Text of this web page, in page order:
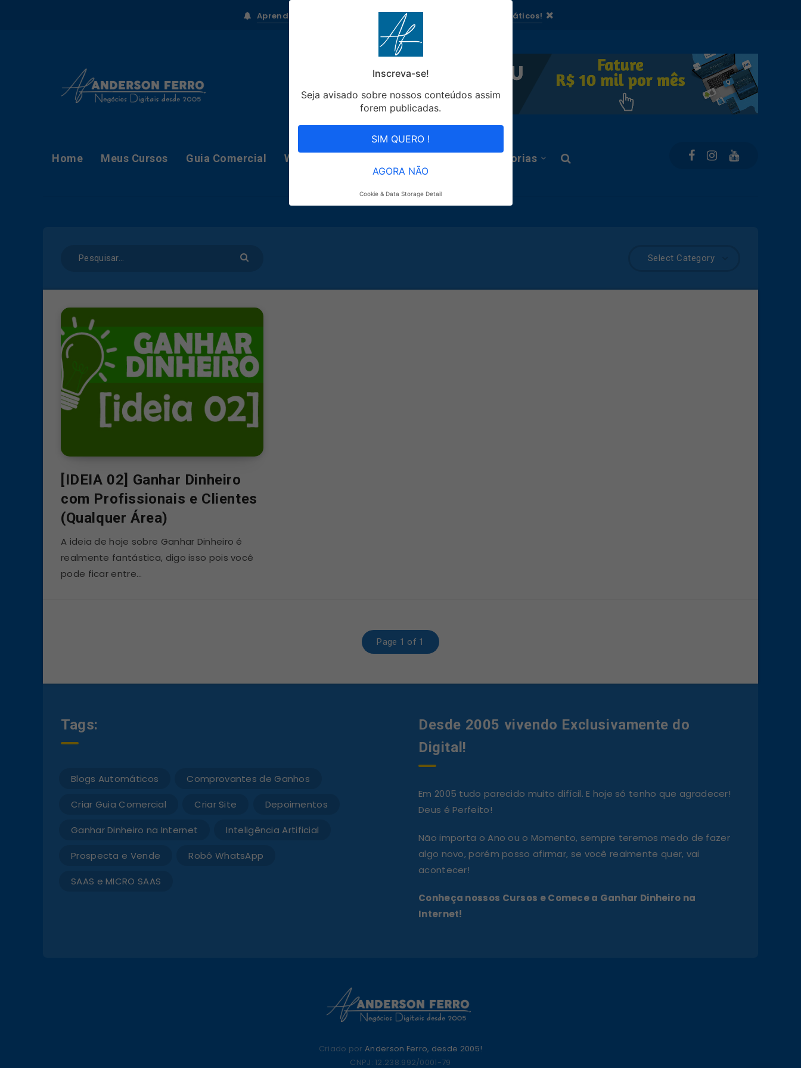
Aprenda como Ganhar Dinheiro todo dia com Blogs Automáticos!
Home Meus Cursos Guia Comercial WhatsRobô Categorias
Select Category
[IDEIA 02] Ganhar Dinheiro
com Profissionais e Clientes
(Qualquer Área)
A ideia de hoje sobre Ganhar Dinheiro é
realmente fantástica, digo isso pois você
pode ficar entre…
Page 1 of 1
Tags:
Blogs Automáticos Comprovantes de Ganhos
Criar Guia Comercial Criar Site Depoimentos
Ganhar Dinheiro na Internet Inteligência Artificial
Prospecta e Vende Robô WhatsApp
SAAS e MICRO SAAS
Desde 2005 vivendo Exclusivamente do
Digital!
Em 2005 tudo parecido muito difícil. E hoje só tenho que agradecer!
Deus é Perfeito!
Não importa o Ano ou o Momento, sempre teremos medo de fazer
algo novo, porém posso afirmar, se você realmente quer, vai
acontecer!
Conheça nossos Cursos e Comece a Ganhar Dinheiro na
Internet!
Criado porAnderson Ferro, desde 2005!
CNPJ: 12.238.992/0001-79
Inscreva-se!
Seja avisado sobre nossos conteúdos assim
forem publicadas.
SIM QUERO !
AGORA NÃO
Cookie & Data Storage Detail